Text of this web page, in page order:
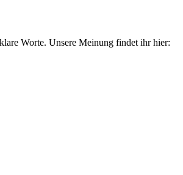
Worte. Unsere Meinung findet ihr hier: